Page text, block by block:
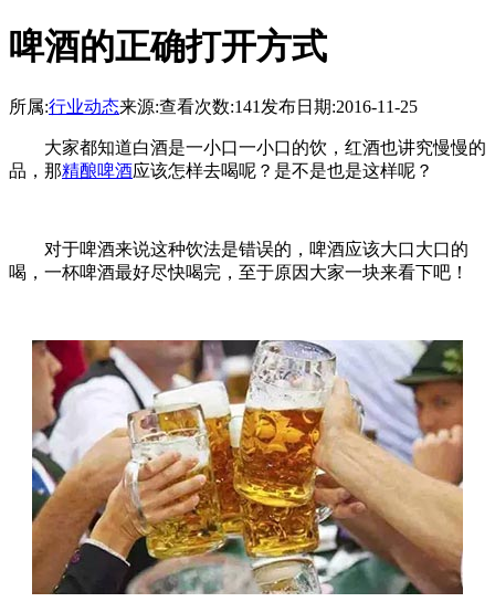
啤酒的正确打开方式
所属:行业动态来源:查看次数:141 发布日期:2016-11-25
大家都知道白酒是一小口一小口的饮，红酒也讲究慢慢的
品，那精酿啤酒应该怎样去喝呢？是不是也是这样呢？
对于啤酒来说这种饮法是错误的，啤酒应该大口大口的
喝，一杯啤酒最好尽快喝完，至于原因大家一块来看下吧！